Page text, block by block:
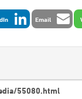
Email